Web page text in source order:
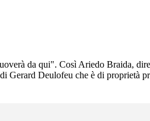
da qui". Così Ariedo Braida,
Gerard Deulofeu che è di proprietà